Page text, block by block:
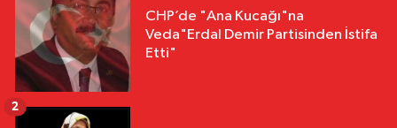
CHP’de "Ana Kucağı"na
Veda"Erdal Demir Partisinden İstifa
Etti"
2